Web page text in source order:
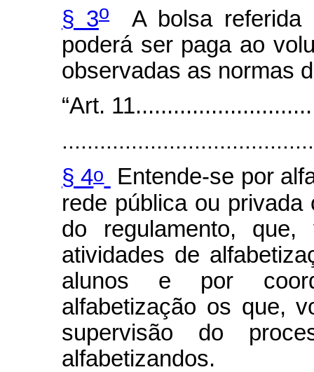
§ 3oA bolsa referida
poderá ser paga ao
observadas as normas
“Art.
§ 4o
Entende-se por
rede pública ou
do regulamento, que,
atividades de
alunos e por
alfabetização os que,
supervisão do
alfabetizandos.